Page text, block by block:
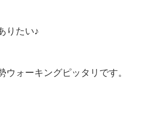
りたい♪
ウォーキングピッタリです。